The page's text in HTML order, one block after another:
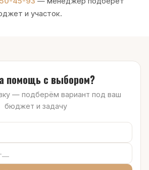
и участок.
помощь с выбором?
— подберём вариант под ваш
бюджет и задачу